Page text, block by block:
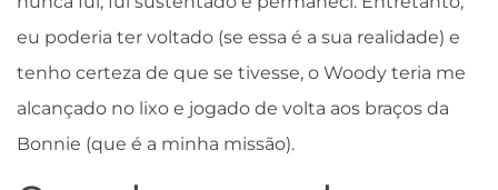
eu poderia ter voltado (se essa é a sua realidade) e
tenho certeza de que se tivesse, o Woody teria me
alcançado no lixo e jogado de volta aos braços da
Bonnie (que é a minha missão).